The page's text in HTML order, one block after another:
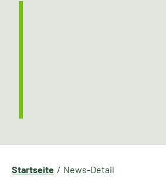
Startseite News-Detail